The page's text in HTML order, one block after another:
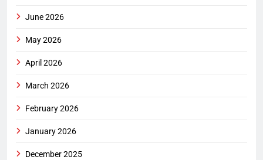
June 2026
May 2026
April 2026
March 2026
February 2026
January 2026
December 2025